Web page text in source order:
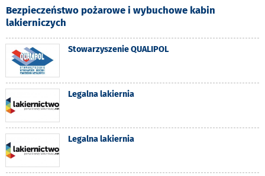
Bezpieczeństwo pożarowe i wybuchowe kabin
lakierniczych
Stowarzyszenie QUALIPOL
Legalna lakiernia
Legalna lakiernia